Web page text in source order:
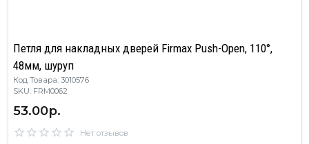
Петля для накладных дверей Firmax Push-Open, 110°,
48мм, шуруп
Код Товара: 3010576
SKU: FRM0062
53.00р.
Нет отзывов